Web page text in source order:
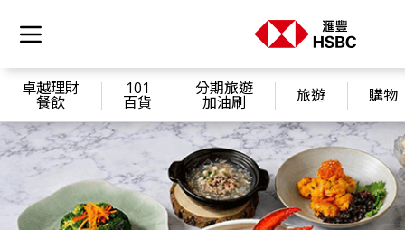
卓越理財
餐飲
101
百貨
分期旅遊
加油刷 旅遊 購物